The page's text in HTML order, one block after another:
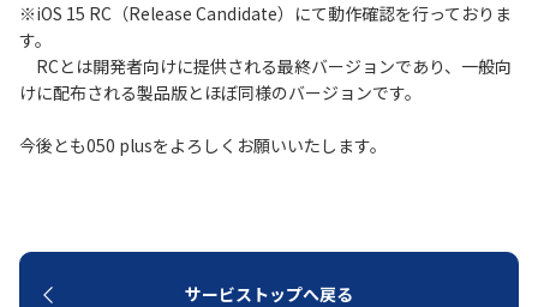
履歴・お気に入り
まはこちら
サービス
※iOS 15 RC（Release Candidate）にて動作確認を行っておりま
す。
RCとは開発者向けに提供される最終バージョンであり、一般向
けに配布される製品版とほぼ同様のバージョンです。
今後とも050 plusをよろしくお願いいたします。
サービストップへ戻る